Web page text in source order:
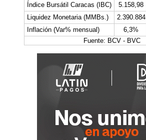
Índice Bursátil Caracas (IBC)
5.158,98
Liquidez Monetaria (MMBs.)
2.390.884
Inflación (Var% mensual)
6,3%
Fuente: BCV - BVC